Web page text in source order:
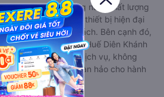
hữu những xe giường nằm chất lượng
bị đầy đủ các trang thiết bị hiện đại
của hành khách. Bên cạnh đó,
Điền - Thừa Thiên Huế Diên Khánh
đến chất lượng dịch vụ, không
đến trải nghiệm hoàn hảo cho hành